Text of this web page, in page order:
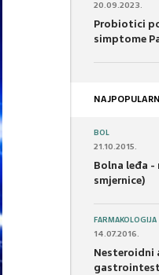
20.09.2023.
Probiotici
simptome
BOL
21.10.2015.
Bolna leđa -
smjernice)
FARMAKOLOGIJA
14.07.2016.
Nesteroidni